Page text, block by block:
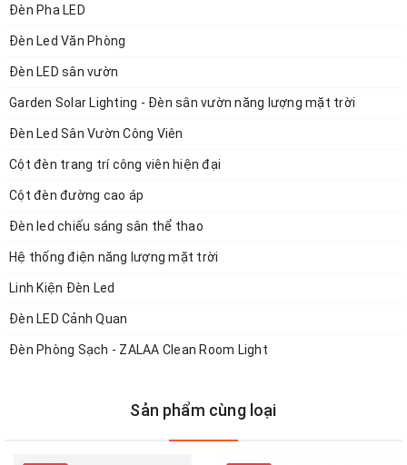
- Màu sắc (Color): RGB / Control DMX512
(Polycarbonate)
- Góc chiếu (Beam Angle): 120 Degree
Đèn Pha LED
Đèn Led Văn Phòng
Đèn LED sân vườn
Garden Solar Lighting - Đèn sân vườn năng lượng mặt trời
Đèn Led Sân Vườn Công Viên
Cột đèn trang trí công viên hiện đại
Cột đèn đường cao áp
Đèn led chiếu sáng sân thể thao
Hệ thống điện năng lượng mặt trời
Linh Kiện Đèn Led
Đèn LED Cảnh Quan
Đèn Phòng Sạch - ZALAA Clean Room Light
Sản phẩm cùng loại